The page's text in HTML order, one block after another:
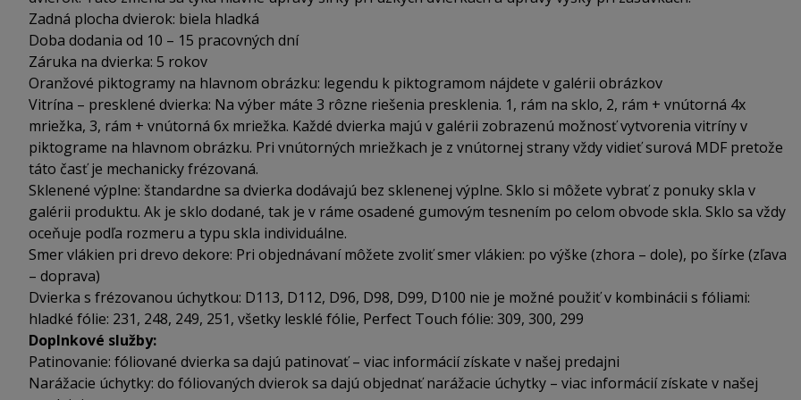
Zadná plocha dvierok: biela hladká
Doba dodania od 10 – 15 pracovných dní
Záruka na dvierka: 5 rokov
Oranžové piktogramy na hlavnom obrázku: legendu k piktogramom nájdete v galérii obrázkov
Vitrína – presklené dvierka: Na výber máte 3 rôzne riešenia presklenia. 1, rám na sklo, 2, rám + vnútorná 4x
mriežka, 3, rám + vnútorná 6x mriežka. Každé dvierka majú v galérii zobrazenú možnosť vytvorenia vitríny v
piktograme na hlavnom obrázku. Pri vnútorných mriežkach je z vnútornej strany vždy vidieť surová MDF pretože
táto časť je mechanicky frézovaná.
Sklenené výplne: štandardne sa dvierka dodávajú bez sklenenej výplne. Sklo si môžete vybrať z ponuky skla v
galérii produktu. Ak je sklo dodané, tak je v ráme osadené gumovým tesnením po celom obvode skla. Sklo sa vždy
oceňuje podľa rozmeru a typu skla individuálne.
Smer vlákien pri drevo dekore: Pri objednávaní môžete zvoliť smer vlákien: po výške (zhora – dole), po šírke (zľava
– doprava)
Dvierka s frézovanou úchytkou: D113, D112, D96, D98, D99, D100 nie je možné použiť v kombinácii s fóliami:
hladké fólie: 231, 248, 249, 251, všetky lesklé fólie, Perfect Touch fólie: 309, 300, 299
Doplnkové služby:
Patinovanie: fóliované dvierka sa dajú patinovať – viac informácií získate v našej predajni
Narážacie úchytky: do fóliovaných dvierok sa dajú objednať narážacie úchytky – viac informácií získate v našej